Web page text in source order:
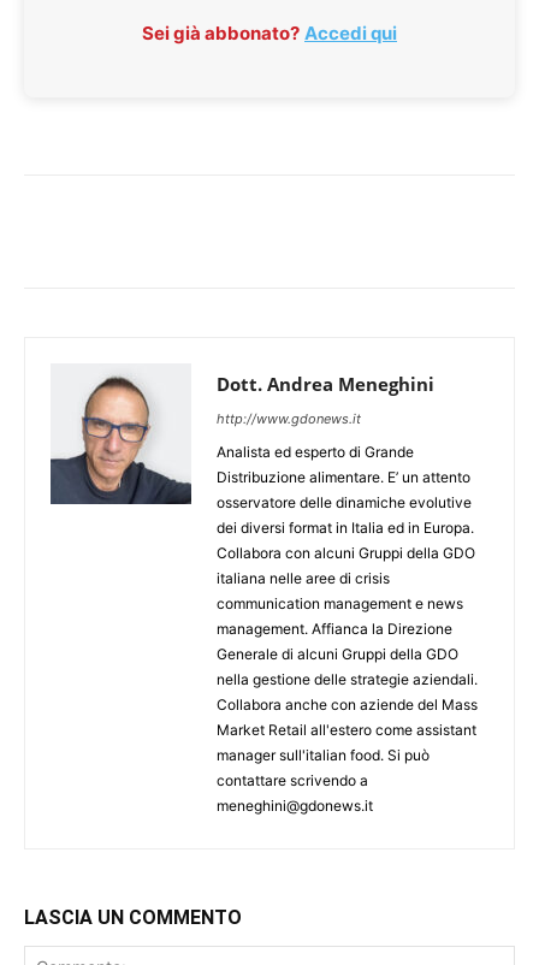
Sei già abbonato? Accedi qui
Dott. Andrea Meneghini
http://www.gdonews.it
Analista ed esperto di Grande
Distribuzione alimentare. E’ un attento
osservatore delle dinamiche evolutive
dei diversi format in Italia ed in Europa.
Collabora con alcuni Gruppi della GDO
italiana nelle aree di crisis
communication management e news
management. Affianca la Direzione
Generale di alcuni Gruppi della GDO
nella gestione delle strategie aziendali.
Collabora anche con aziende del Mass
Market Retail all'estero come assistant
manager sull'italian food. Si può
contattare scrivendo a
meneghini@gdonews.it
LASCIA UN COMMENTO